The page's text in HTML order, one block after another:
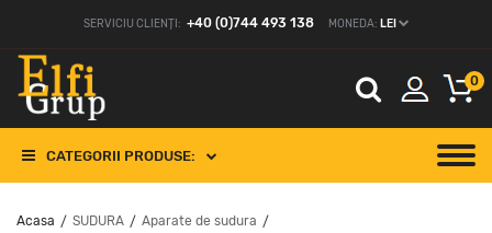
SERVICIU CLIENȚI: +40 (0)744 493 138 MONEDA: LEI
0
CATEGORII PRODUSE:
Acasa / SUDURA / Aparate de sudura /